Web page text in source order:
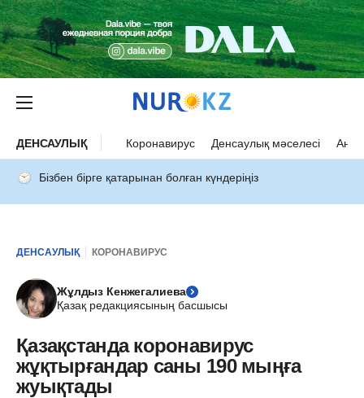
ДЕНСАУЛЫҚ Коронавирус Денсаулық мәселесі Ана
Бізбен бірге қатарынан болған күндеріңіз
ДЕНСАУЛЫҚ КОРОНАВИРУС
Жұлдыз Кенжегалиева
Қазақ редакциясының басшысы
Қазақстанда коронавирус
жұқтырғандар саны 190 мыңға
жуықтады